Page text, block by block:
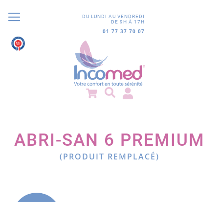
DU LUNDI AU VENDREDI
DE 9H À 17H
01 77 37 70 07
ABRI-SAN 6 PREMIUM
(PRODUIT REMPLACÉ)
9.8/10
852 avis